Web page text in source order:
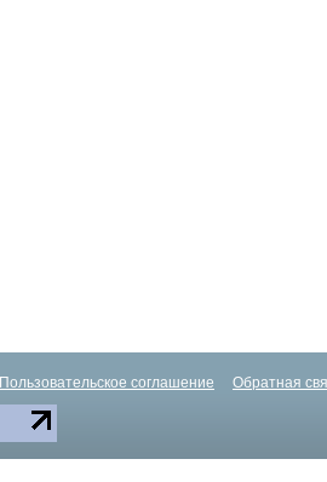
Пользовательское соглашение Обратная